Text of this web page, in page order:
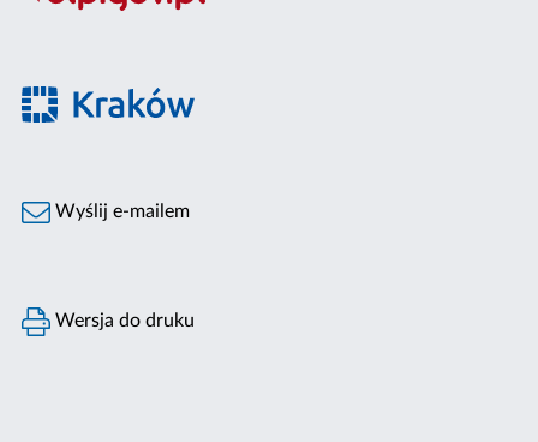
Wyślij e-mailem
Wersja do druku